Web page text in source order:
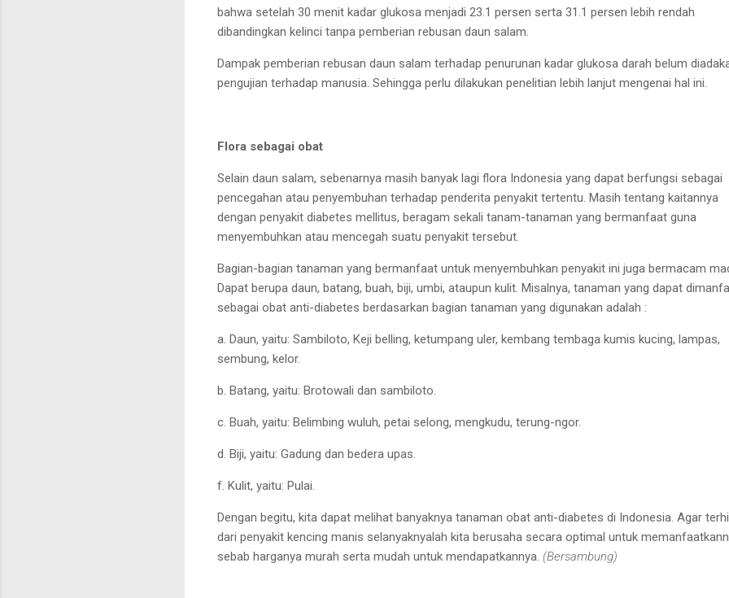
bahwa setelah 30 menit kadar glukosa menjadi 23.1 persen serta 31.1 persen lebih rendah
dibandingkan kelinci tanpa pemberian rebusan daun salam.
Dampak pemberian rebusan daun salam terhadap penurunan kadar glukosa darah belum
pengujian terhadap manusia. Sehingga perlu dilakukan penelitian lebih lanjut mengenai hal ini
Flora sebagai obat
Selain daun salam, sebenarnya masih banyak lagi flora Indonesia yang dapat berfungsi sebagai
pencegahan atau penyembuhan terhadap penderita penyakit tertentu. Masih tentang kaitannya
dengan penyakit diabetes mellitus, beragam sekali tanam-tanaman yang bermanfaat guna
menyembuhkan atau mencegah suatu penyakit tersebut.
Bagian-bagian tanaman yang bermanfaat untuk menyembuhkan penyakit ini juga bermacam
Dapat berupa daun, batang, buah, biji, umbi, ataupun kulit. Misalnya, tanaman yang dapat
sebagai obat anti-diabetes berdasarkan bagian tanaman yang digunakan adalah :
a. Daun, yaitu: Sambiloto, Keji belling, ketumpang uler, kembang tembaga kumis kucing, lampas,
sembung, kelor.
b. Batang, yaitu: Brotowali dan sambiloto.
c. Buah, yaitu: Belimbing wuluh, petai selong, mengkudu, terung-ngor.
d. Biji, yaitu: Gadung dan bedera upas.
f. Kulit, yaitu: Pulai.
Dengan begitu, kita dapat melihat banyaknya tanaman obat anti-diabetes di Indonesia . Agar
dari penyakit kencing manis selanyaknyalah kita berusaha secara optimal untuk
sebab harganya murah serta mudah untuk mendapatkannya. (Bersambung)